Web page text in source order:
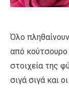
Όλο
από κούτσουρο
στοιχεία της
σιγά σιγά και